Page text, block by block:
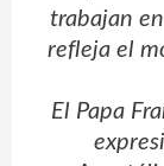
trabajan
refleja el
El Papa